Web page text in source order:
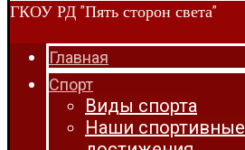
ГКОУ РД "Пять сторон света"
Главная
Спорт
Виды спорта
Наши спортивные